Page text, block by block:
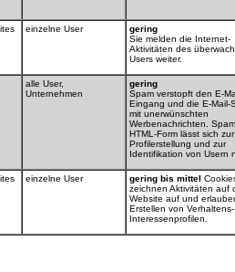
einzelne User
gering
Sie melden die Internet-
Aktivitäten des
Users weiter.
alle User,
Unternehmen
gering
Spam verstopft den E-
Eingang und die E-Mail-
mit unerwünschten
Werbenachrichten.
HTML-Form lässt sich zur
Profilerstellung und zur
Identifikation von Usern
einzelne User gering bis mittel
zeichnen Aktivitäten auf
Website auf und
Erstellen von
Interessenprofilen.